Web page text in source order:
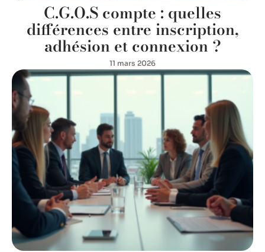
C.G.O.S compte : quelles
différences entre inscription,
adhésion et connexion ?
11 mars 2026